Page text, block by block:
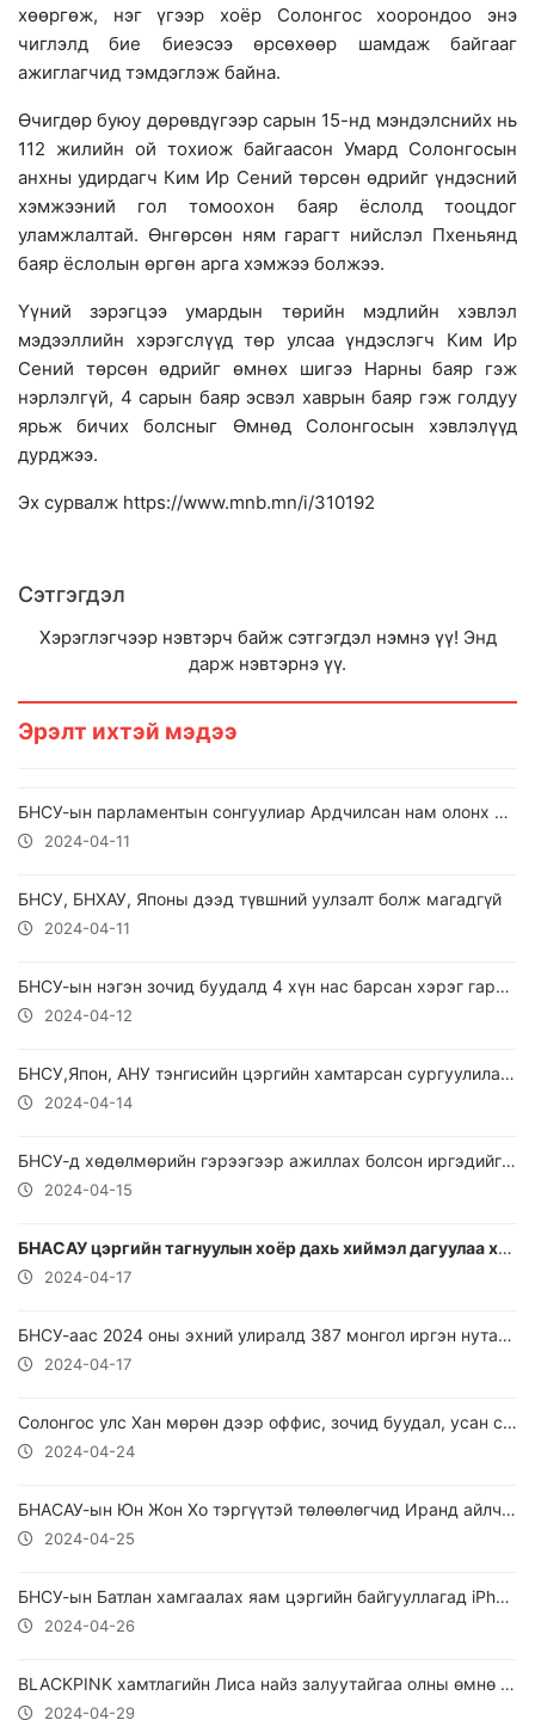
хөөргөж, нэг үгээр хоёр Солонгос хоорондоо энэ
чиглэлд бие биеэсээ өрсөхөөр шамдаж байгааг
ажиглагчид тэмдэглэж байна.
Өчигдөр буюу дөрөвдүгээр сарын 15-нд мэндэлснийх нь
112 жилийн ой тохиож байгаасон Умард Солонгосын
анхны удирдагч Ким Ир Сений төрсөн өдрийг үндэсний
хэмжээний гол томоохон баяр ёслолд тооцдог
уламжлалтай. Өнгөрсөн ням гарагт нийслэл Пхеньянд
баяр ёслолын өргөн арга хэмжээ болжээ.
Үүний зэрэгцээ умардын төрийн мэдлийн хэвлэл
мэдээллийн хэрэгслүүд төр улсаа үндэслэгч Ким Ир
Сений төрсөн өдрийг өмнөх шигээ Нарны баяр гэж
нэрлэлгүй, 4 сарын баяр эсвэл хаврын баяр гэж голдуу
ярьж бичих болсныг Өмнөд Солонгосын хэвлэлүүд
дурджээ.
Эх сурвалж https://www.mnb.mn/i/310192
Сэтгэгдэл
Хэрэглэгчээр нэвтэрч байж сэтгэгдэл нэмнэ үү! Энд
дарж нэвтэрнэ үү.
Эрэлт ихтэй мэдээ
БНСУ-ын парламентын сонгуулиар Ардчилсан нам олонх болжээ.
2024-04-11
БНСУ, БНХАУ, Японы дээд түвшний уулзалт болж магадгүй
2024-04-11
БНСУ-ын нэгэн зочид буудалд 4 хүн нас барсан хэрэг гарчээ.
2024-04-12
БНСУ,Япон, АНУ тэнгисийн цэргийн хамтарсан сургуулилалт хийжээ
2024-04-14
БНСУ-д хөдөлмөрийн гэрээгээр ажиллах болсон иргэдийг сургалтанд хамруулжээ.
2024-04-15
БНАСАУ цэргийн тагнуулын хоёр дахь хиймэл дагуулаа хөөргөхөд бэлтгэж дуусжээ
2024-04-17
БНСУ-аас 2024 оны эхний улиралд 387 монгол иргэн нутаг буцаагджээ
2024-04-17
Солонгос улс Хан мөрөн дээр оффис, зочид буудал, усан спортын байгууламжууд барина
2024-04-24
БНАСАУ-ын Юн Жон Хо тэргүүтэй төлөөлөгчид Иранд айлчилжээ.
2024-04-25
БНСУ-ын Батлан хамгаалах яам цэргийн байгууллагад iPhone утсыг хэрэглэхийг хориглоно
2024-04-26
BLACKPINK хамтлагийн Лиса найз залуутайгаа олны өмнө гарч иржээ
2024-04-29